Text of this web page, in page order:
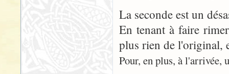
La seconde est un
En tenant à faire
plus rien de l'original,
Pour, en plus, à l'arrivée,